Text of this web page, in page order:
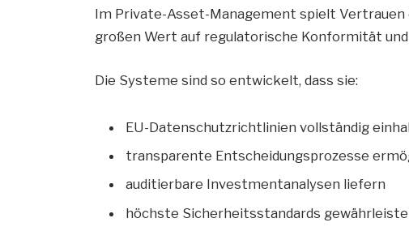
Im Private-Asset-Management spielt
großen Wert auf regulatorische Konformität
Die Systeme sind so entwickelt, dass sie:
EU-Datenschutzrichtlinien vollständig
transparente Entscheidungsprozesse
auditierbare Investmentanalysen liefern
höchste Sicherheitsstandards